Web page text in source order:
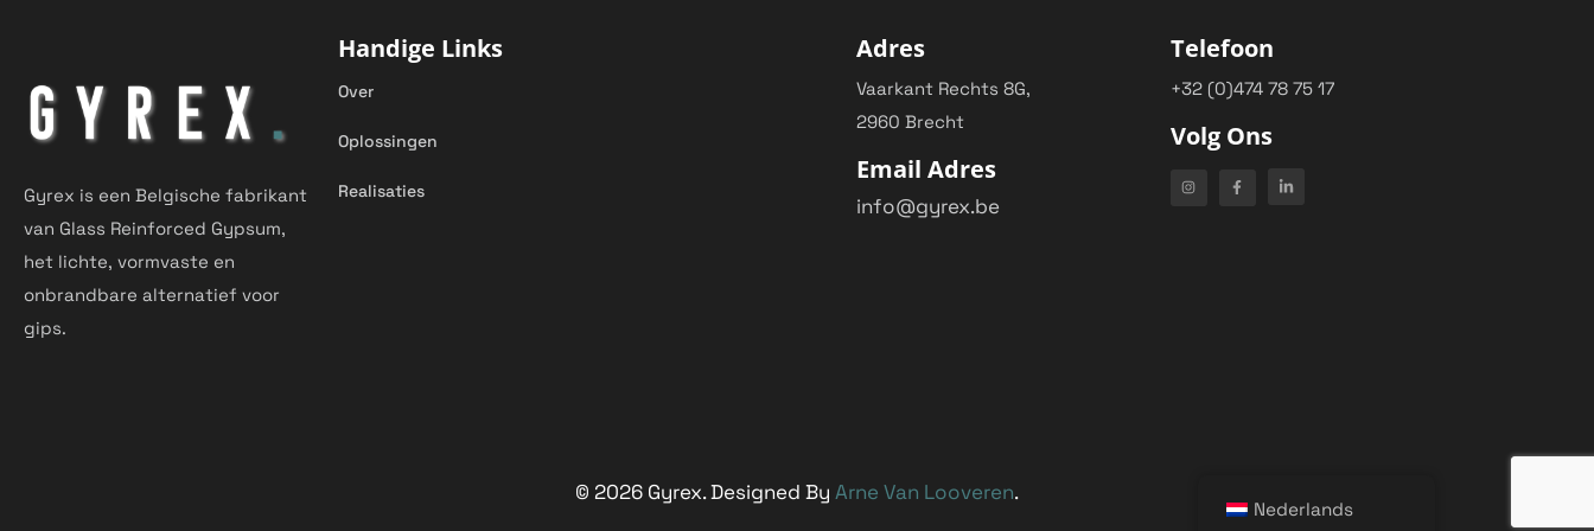
Gyrex is een Belgische fabrikant
van Glass Reinforced Gypsum,
het lichte, vormvaste en
onbrandbare alternatief voor
gips.
Handige Links
Over
Oplossingen
Realisaties
Adres
Vaarkant Rechts 8G,
2960 Brecht
Email Adres
info@gyrex.be
Telefoon
+32 (0)474 78 75 17
Volg Ons
© 2026 Gyrex. Designed By Arne Van Looveren.
Nederlands